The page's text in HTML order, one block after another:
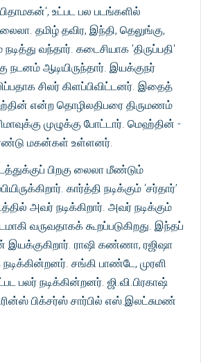
உட்பட பல படங்களில்
தமிழ் தவிர, இந்தி, தெலுங்கு,
வந்தார். கடைசியாக 'திருப்பதி'
நடனம் ஆடியிருந்தார். இயக்குநர்
சிலர் கிளப்பிவிட்டனர். இதைத்
என்ற தொழிலதிபரை திருமணம்
முழுக்கு போட்டார். மெஹ்தின் -
மகன்கள் உள்ளனர்.
பிறகு லைலா மீண்டும்
கார்த்தி நடிக்கும் ‘சர்தார்’
அவர் நடிக்கிறார். அவர் நடிக்கும்
வருவதாகக் கூறப்படுகிறது. இந்தப்
இயக்குகிறார். ராஷி கண்ணா, ரஜிஷா
சங்கி பாண்டே, முரளி
பலர் நடிக்கின்றனர். ஜி.வி.பிரகாஷ்
பிக்சர்ஸ் சார்பில் எஸ்.இலட்சுமண்